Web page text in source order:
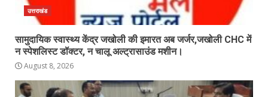
उत्तराखंड
सामुदायिक स्वास्थ्य केंद्र जखोली की इमारत अब जर्जर,जखोली CHC में
न स्पेशलिस्ट डॉक्टर, न चालू अल्ट्रासाउंड मशीन।
August 8, 2026